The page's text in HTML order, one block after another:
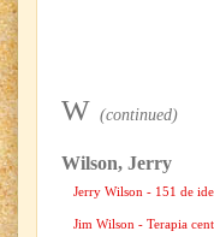
W (continued)
Wilson, Jerry
Jerry Wilson - 151 de
Jim Wilson - Terapia